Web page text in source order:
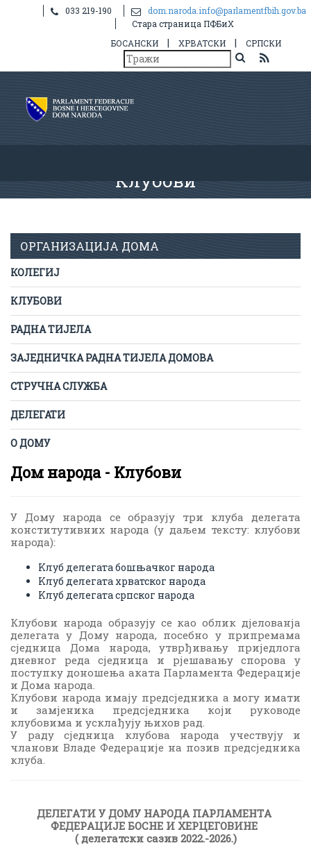
033 219-190
dom.naroda.info@parlamentfbih.gov.ba
Стара страница ПФБиХ
БОСАНСКИ
| ХРВАТСКИ | СРПСКИ
Клубови
ОРГАНИЗАЦИЈА ДОМА
КОЛЕГИЈ
КЛУБОВИ
РАДНА ТИЈЕЛА
ЗАЈЕДНИЧКА РАДНА ТИЈЕЛА ДОМОВА
СТРУЧНА СЛУЖБА
ДЕЛЕГАТИ
О ДОМУ
Дом народа - Kлубови
У Дому народа се образују три клуба делегата
конститутивних народа (у даљем тексту: клубови
народа):
Kлуб делегата бошњачког народа
Kлуб делегата хрватског народа
Kлуб делегата српског народа
Клубови народа образују се као облик дјелованја
делегата у Дому народа, посебно у припремама
сједница Дома народа, утврђивању приједлога
дневног реда сједница и рјешавању спорова у
поступку доношења аката Парламента Федерације
и Дома народа.
Клубови народа имају предсједника а могу имати
и замјеника предсједника који руководе
клубовима и усклађују њихов рад.
У раду сједница клубова народа учествују и
чланови Владе Федерације на позив предсједника
клуба.
ДЕЛЕГAТИ У ДОМУ НAРОДA ПAРЛAМЕНТA
ФЕДЕРAЦИЈЕ БОСНЕ И ХЕРЦЕГОВИНЕ
( делегатски сазив 2022.-2026.)